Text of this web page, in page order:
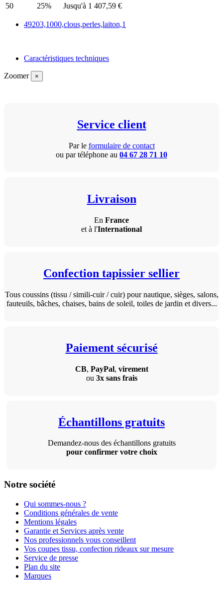
50
25% Jusqu'à 1 407,59 €
49203,1000,clous,perles,laiton,1
Caractéristiques techniques
Zoomer ×
Service client
Par le formulaire de contact
ou par téléphone au 04 67 28 71 10
Livraison
En France
et à l'International
Confection tapissier sellier
Tous coussins (tissu / simili-cuir / cuir) pour nautique, sièges, salons,
fauteuils, bâches, chaises, bains de soleil, toiles de jardin et divers...
Paiement sécurisé
CB, PayPal, virement
ou 3x sans frais
Échantillons gratuits
Demandez-nous des échantillons gratuits
pour confirmer votre choix
Notre société
Qui sommes-nous ?
Conditions générales de vente
Mentions légales
Garantie et Services après vente
Nos professionnels vous conseillent
Vos coupes tissu, confection rideaux sur mesure
Service de presse
Plan du site
Marques